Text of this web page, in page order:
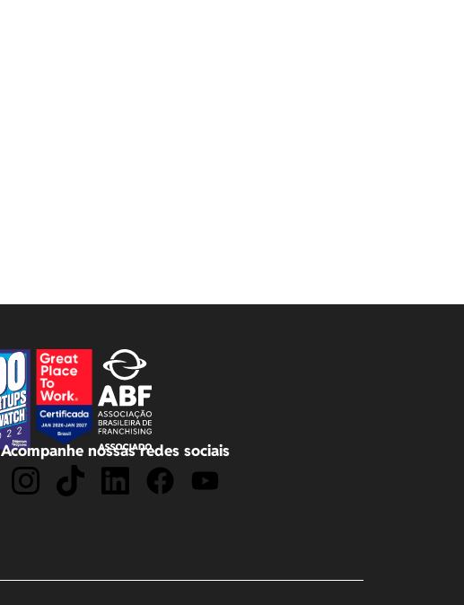
Acompanhe nossas redes sociais